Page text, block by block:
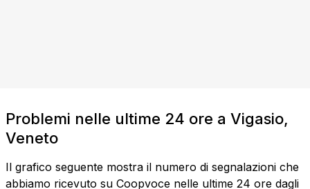
Problemi nelle ultime 24 ore a Vigasio,
Veneto
Il grafico seguente mostra il numero di segnalazioni che
abbiamo ricevuto su Coopvoce nelle ultime 24 ore dagli